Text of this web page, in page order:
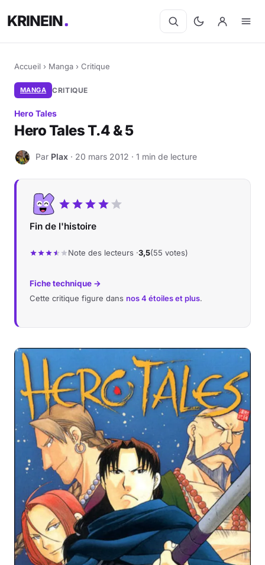
KRINEIN
Accueil › Manga › Critique
MANGA CRITIQUE
Hero Tales
Hero Tales T.4 & 5
P Par Plax · 20 mars 2012 · 1 min de lecture
Fin de l'histoire
Note des lecteurs ·3,5(55 votes)
Fiche technique →
Cette critique figure dans nos 4 étoiles et plus.